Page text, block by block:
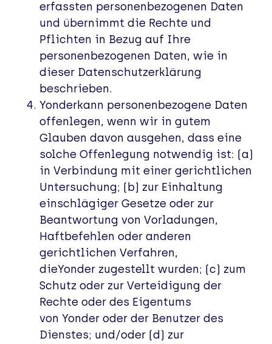
erfassten personenbezogenen Daten
und übernimmt die Rechte und
Pflichten in Bezug auf Ihre
personenbezogenen Daten, wie in
dieser Datenschutzerklärung
beschrieben.
Yonderkann personenbezogene Daten
offenlegen, wenn wir in gutem
Glauben davon ausgehen, dass eine
solche Offenlegung notwendig ist: (a)
in Verbindung mit einer gerichtlichen
Untersuchung; (b) zur Einhaltung
einschlägiger Gesetze oder zur
Beantwortung von Vorladungen,
Haftbefehlen oder anderen
gerichtlichen Verfahren,
dieYonder zugestellt wurden; (c) zum
Schutz oder zur Verteidigung der
Rechte oder des Eigentums
von Yonder oder der Benutzer des
Dienstes; und/oder (d) zur